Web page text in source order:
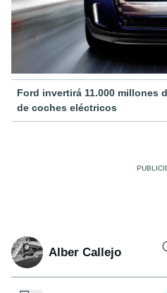
Ford invertirá 11.000 millones
de coches eléctricos
Alber Callejo